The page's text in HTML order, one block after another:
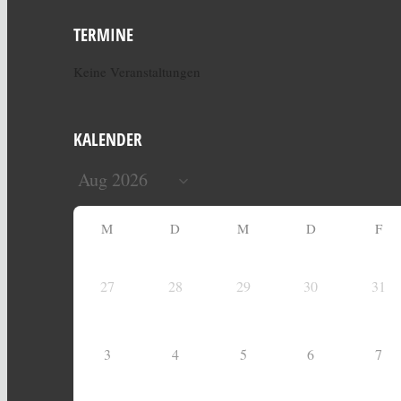
TERMINE
KALENDER
M D M D F
27 28 29 30 31
3 4 5 6 7